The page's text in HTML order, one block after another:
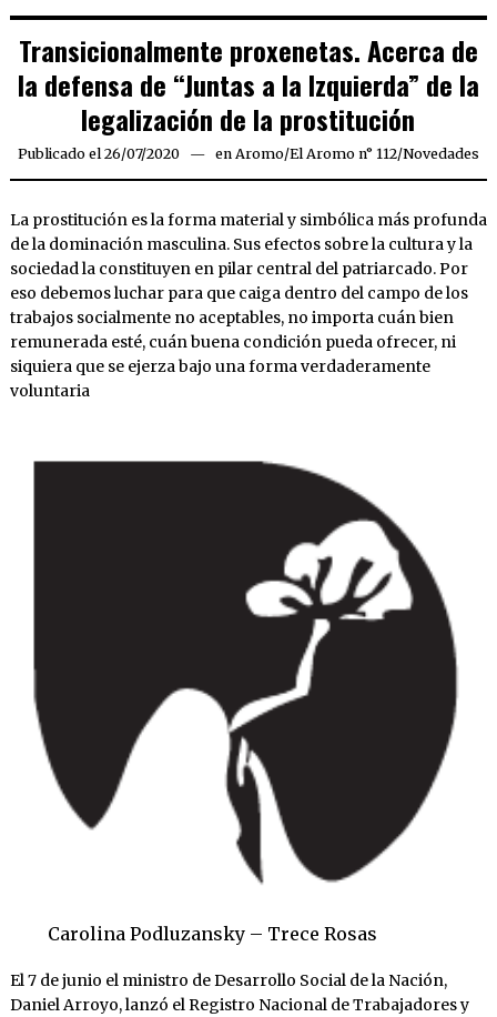
Transicionalmente proxenetas. Acerca de
la defensa de “Juntas a la Izquierda” de la
legalización de la prostitución
Publicado el 26/07/202025/07/2020
en Aromo/El Aromo n° 112/Novedades
La prostitución es la forma material y simbólica más profunda
de la dominación masculina. Sus efectos sobre la cultura y la
sociedad la constituyen en pilar central del patriarcado. Por
eso debemos luchar para que caiga dentro del campo de los
trabajos socialmente no aceptables, no importa cuán bien
remunerada esté, cuán buena condición pueda ofrecer, ni
siquiera que se ejerza bajo una forma verdaderamente
voluntaria
Carolina Podluzansky – Trece Rosas
El 7 de junio el ministro de Desarrollo Social de la Nación,
Daniel Arroyo, lanzó el Registro Nacional de Trabajadores y